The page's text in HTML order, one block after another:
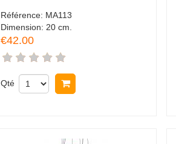
Référence: MA113
Dimension: 20 cm.
€42.00
Qté